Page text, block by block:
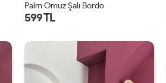
STD
Palm Omuz Şalı Bordo
599 TL